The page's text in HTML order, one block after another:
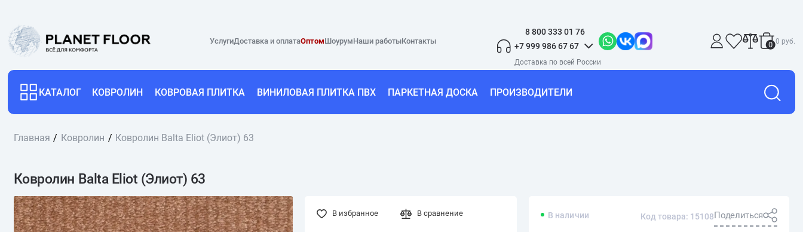
УслугиДоставка и оплатаОптомШоурумНаши работыКонтакты
8 800 333 01 76
+7 999 986 67 67
0 0 руб.
КАТАЛОГ КОВРОЛИН КОВРОВАЯ ПЛИТКА ВИНИЛОВАЯ ПЛИТКА ПВХ ПАРКЕТНАЯ ДОСКА ПРОИЗВОДИТЕЛИ
Главная Ковролин Ковролин Balta Eliot (Элиот) 63
Ковролин Balta Eliot (Элиот) 63
В избранное В сравнение В наличии Код товара: 15108Поделиться